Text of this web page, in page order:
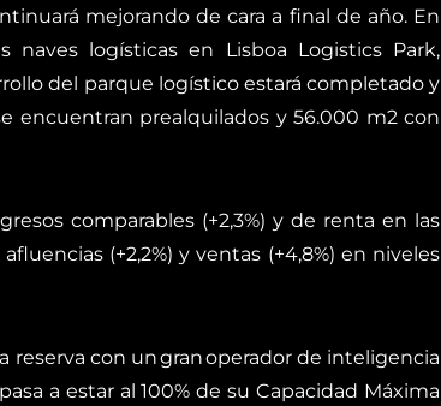
mejorando de cara a final de año. En
logísticas en Lisboa Logistics Park,
del parque logístico estará completado y
encuentran prealquilados y 56.000 m2con
comparables (+2,3%) y de renta en las
(+2,2%) y ventas (+4,8%) en niveles
reserva con un gran operador de inteligencia
a estar al 100% de su Capacidad Máxima